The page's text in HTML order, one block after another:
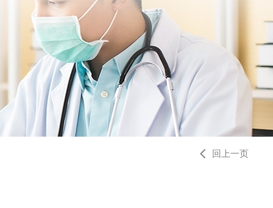
(尖沙咀星光
(将军澳)
(西湾河)
中心 (元朗)
恶劣天气安排
回上一页